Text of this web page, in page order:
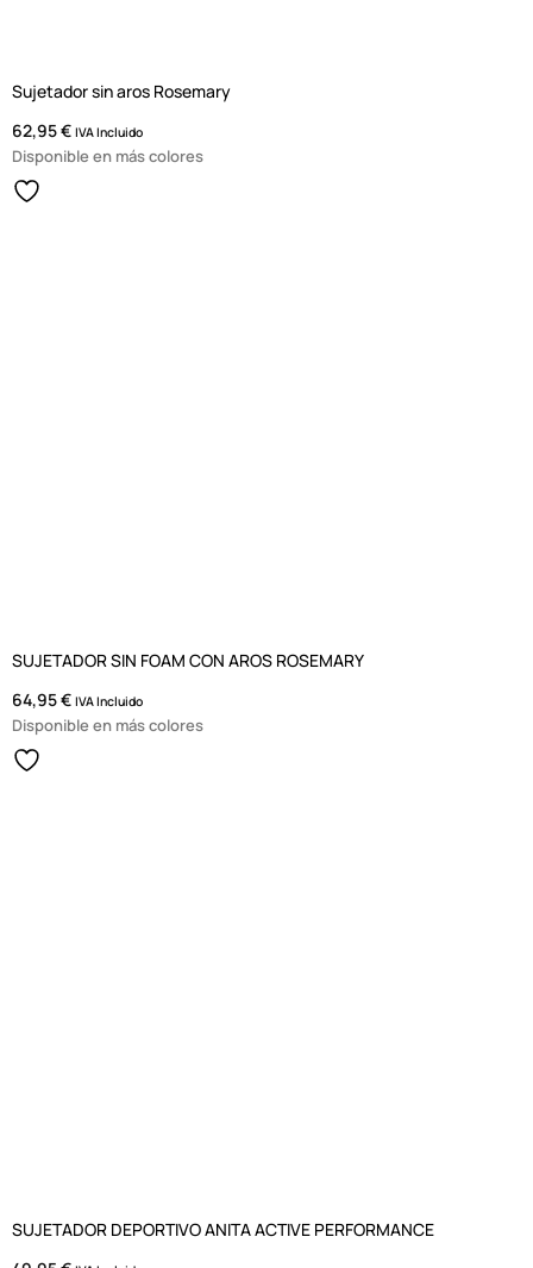
Sujetador sin aros Rosemary
62,95€ IVA Incluido
Disponible en más colores
SUJETADOR SIN FOAM CON AROS ROSEMARY
64,95€ IVA Incluido
Disponible en más colores
SUJETADOR DEPORTIVO ANITA ACTIVE PERFORMANCE